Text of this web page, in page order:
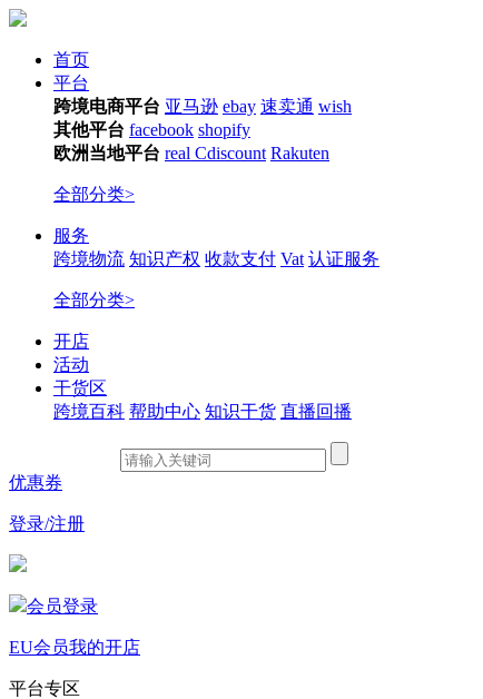
首页
平台
跨境电商平台 亚马逊 ebay 速卖通 wish
其他平台 facebook shopify
欧洲当地平台 real Cdiscount Rakuten
全部分类>
服务
跨境物流 知识产权 收款支付 Vat 认证服务
全部分类>
开店
活动
干货区
跨境百科 帮助中心 知识干货 直播回播
优惠券
登录/注册
会员登录
EU会员我的开店
平台专区